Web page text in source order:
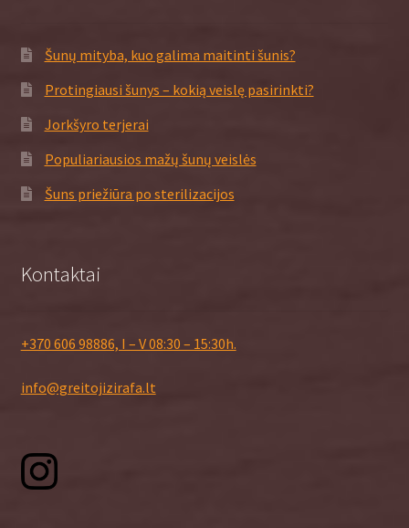
Šunų mityba, kuo galima maitinti šunis?
Protingiausi šunys – kokią veislę pasirinkti?
Jorkšyro terjerai
Populiariausios mažų šunų veislės
Šuns priežiūra po sterilizacijos
Kontaktai
+370 606 98886, I – V 08:30 – 15:30h.
info@greitojizirafa.lt